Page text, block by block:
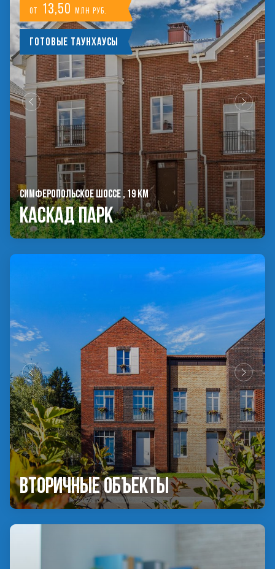
от 13,50 млн руб.
Готовые таунхаусы
СИМФЕРОПОЛЬСКОЕ ШОССЕ , 19 КМ
Каскад Парк
Вторичные объекты